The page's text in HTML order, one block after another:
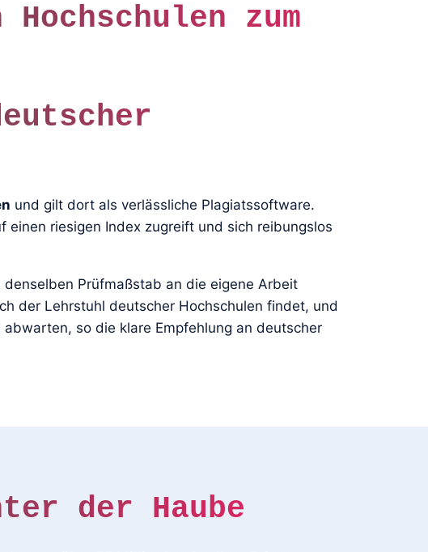
zum
und gilt dort als verlässliche Plagiatssoftware.
riesigen Index zugreift und sich reibungslos
Prüfmaßstab an die eigene Arbeit
der Lehrstuhl deutscher Hochschulen findet, und
so die klare Empfehlung an deutscher
der Haube